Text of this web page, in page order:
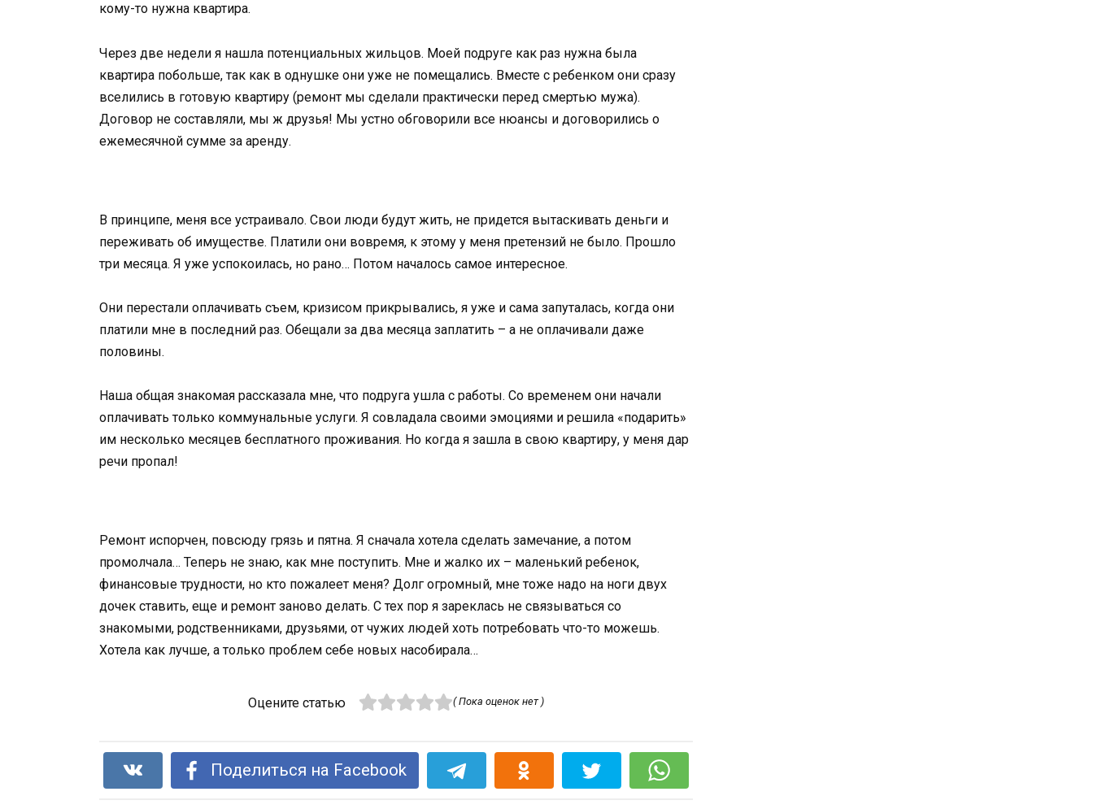
кому-то нужна квартира.
Через две недели я нашла потенциальных жильцов. Моей подруге как раз нужна была
квартира побольше, так как в однушке они уже не помещались. Вместе с ребенком они сразу
вселились в готовую квартиру (ремонт мы сделали практически перед смертью мужа).
Договор не составляли, мы ж друзья! Мы устно обговорили все нюансы и договорились о
ежемесячной сумме за аренду.
В принципе, меня все устраивало. Свои люди будут жить, не придется вытаскивать деньги и
переживать об имуществе. Платили они вовремя, к этому у меня претензий не было. Прошло
три месяца. Я уже успокоилась, но рано… Потом началось самое интересное.
Они перестали оплачивать съем, кризисом прикрывались, я уже и сама запуталась, когда они
платили мне в последний раз. Обещали за два месяца заплатить – а не оплачивали даже
половины.
Наша общая знакомая рассказала мне, что подруга ушла с работы. Со временем они начали
оплачивать только коммунальные услуги. Я совладала своими эмоциями и решила «подарить»
им несколько месяцев бесплатного проживания. Но когда я зашла в свою квартиру, у меня дар
речи пропал!
Ремонт испорчен, повсюду грязь и пятна. Я сначала хотела сделать замечание, а потом
промолчала… Теперь не знаю, как мне поступить. Мне и жалко их – маленький ребенок,
финансовые трудности, но кто пожалеет меня? Долг огромный, мне тоже надо на ноги двух
дочек ставить, еще и ремонт заново делать. С тех пор я зареклась не связываться со
знакомыми, родственниками, друзьями, от чужих людей хоть потребовать что-то можешь.
Хотела как лучше, а только проблем себе новых насобирала…
Оцените статью ( Пока оценок нет )
Поделиться на Facebook